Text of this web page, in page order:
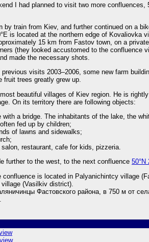
I had planned to visit two more confluences,
by train from Kiev, and further continued on a
is located at the northern edge of Kovaliovka
15 km from Fastov town, on a
(they looked accustomed to the confluence
made the necessary shots.
visits 2003–2006, some new farm
fruit trees greatly grew up.
beautiful villages of Kiev region. He is
On its territory there are following objects:
with a bridge. The inhabitants of the lake, the
fed up by children;
of lawns and sidewalks;
restaurant, cafe for kids, pizzeria.
further to the west, to the next confluence 50°N
confluence is located in Palyanichintcy village
(Vasilkiv district).
Фастовского района, в 750 м от